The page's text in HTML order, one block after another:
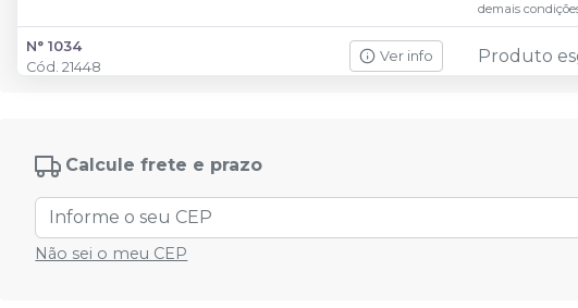
demais
N° 1034
Cód.21448
Ver info Produto
N° 1036
Cód.21450
de: R$ 10,90
noPixouR$
Calcule frete e prazo
Não sei o meu CEP